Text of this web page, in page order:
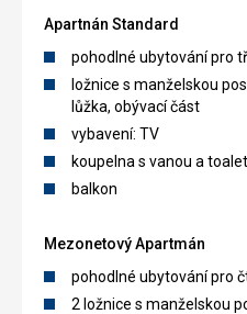
Apartnán Standard
pohodlné ubytování pro
ložnice s manželskou postelí, přistýlky jako výsuvná
lůžka, obývací část
vybavení: TV
koupelna s vanou a
balkon
Mezonetový Apartmán
pohodlné ubytování pro
2 ložnice s manželskou